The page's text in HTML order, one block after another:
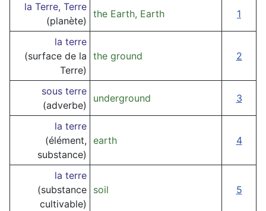
la Terre, Terre
(planète)
the Earth, Earth 1
la terre
(surface de la
Terre)
the ground 2
sous terre
(adverbe)
underground 3
la terre
(élément,
substance)
earth 4
la terre
(substance
cultivable)
soil 5